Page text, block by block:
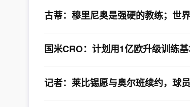
古蒂：穆里尼奥是强硬的教练；世
国米CRO：计划用1亿欧升级训练
记者：莱比锡愿与奥尔班续约，球